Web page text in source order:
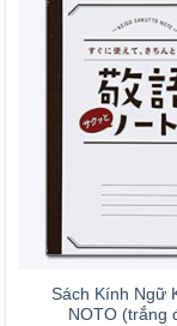
Sách Kính Ngữ
NOTO (trắng